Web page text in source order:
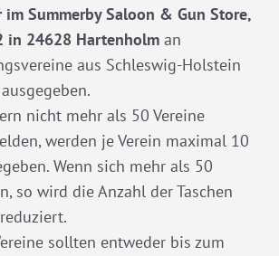
Summerby Saloon & Gun Store,
in 24628 Hartenholm an
aus Schleswig-Holstein
nicht mehr als 50 Vereine
werden je Verein maximal 10
Wenn sich mehr als 50
so wird die Anzahl der Taschen
sollten entweder bis zum